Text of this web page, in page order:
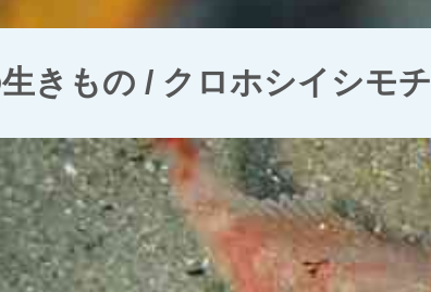
きもの / クロホシイシモチ